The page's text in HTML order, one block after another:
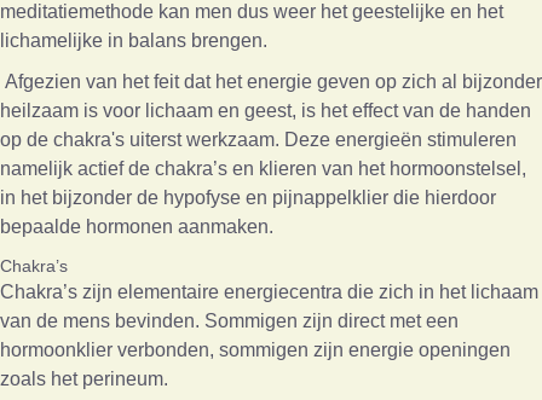
meditatiemethode kan men dus weer het geestelijke en het
lichamelijke in balans brengen.
Afgezien van het feit dat het energie geven op zich al bijzonder
heilzaam is voor lichaam en geest, is het effect van de handen
op de chakra's uiterst werkzaam. Deze energieën stimuleren
namelijk actief de chakra’s en klieren van het hormoonstelsel,
in het bijzonder de hypofyse en pijnappelklier die hierdoor
bepaalde hormonen aanmaken.
Chakra’s
Chakra’s zijn elementaire energiecentra die zich in het lichaam
van de mens bevinden. Sommigen zijn direct met een
hormoonklier verbonden, sommigen zijn energie openingen
zoals het perineum.